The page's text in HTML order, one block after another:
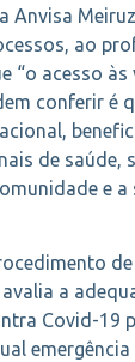
Anvisa
ao
“o acesso
conferir é
de saúde,
e a
a
Covid-19